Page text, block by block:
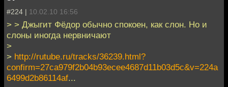
#224 | 10.02.10 16:56
> > Джыгит Фёдор обычно спокоен, как слон. Но и
слоны иногда нервничают
>
> http://rutube.ru/tracks/36239.html?
confirm=27ca979f2b04b93ecee4687d11b03d5c&v=224a
6499d2b86114af...